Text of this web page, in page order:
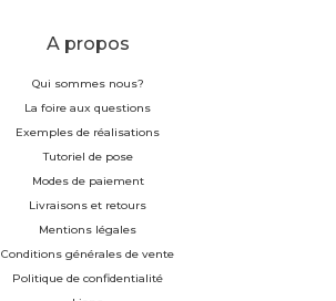
A propos
Qui sommes nous?
La foire aux questions
Exemples de réalisations
Tutoriel de pose
Modes de paiement
Livraisons et retours
Mentions légales
Conditions générales de vente
Politique de confidentialité